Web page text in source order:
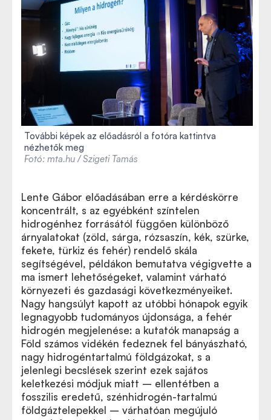
További képek az előadásról a fotóra kattintva
nézhetők meg
Fotó: mta.hu / Szigeti Tamás
Lente Gábor előadásában erre a kérdéskörre
koncentrált, s az egyébként színtelen
hidrogénhez forrásától függően különböző
árnyalatokat (zöld, sárga, rózsaszín, kék, szürke,
fekete, türkiz és fehér) rendelő skála
segítségével, példákon bemutatva végigvette a
ma ismert lehetőségeket, valamint várható
környezeti és gazdasági következményeiket.
Nagy hangsúlyt kapott az utóbbi hónapok egyik
legnagyobb tudományos újdonsága, a fehér
hidrogén megjelenése: a kutatók manapság a
Föld számos vidékén fedeznek fel bányászható,
nagy hidrogéntartalmú földgázokat, s a
jelenlegi becslések szerint ezek sajátos
keletkezési módjuk miatt – ellentétben a
fosszilis eredetű, szénhidrogén-tartalmú
földgáztelepekkel – várhatóan megújuló